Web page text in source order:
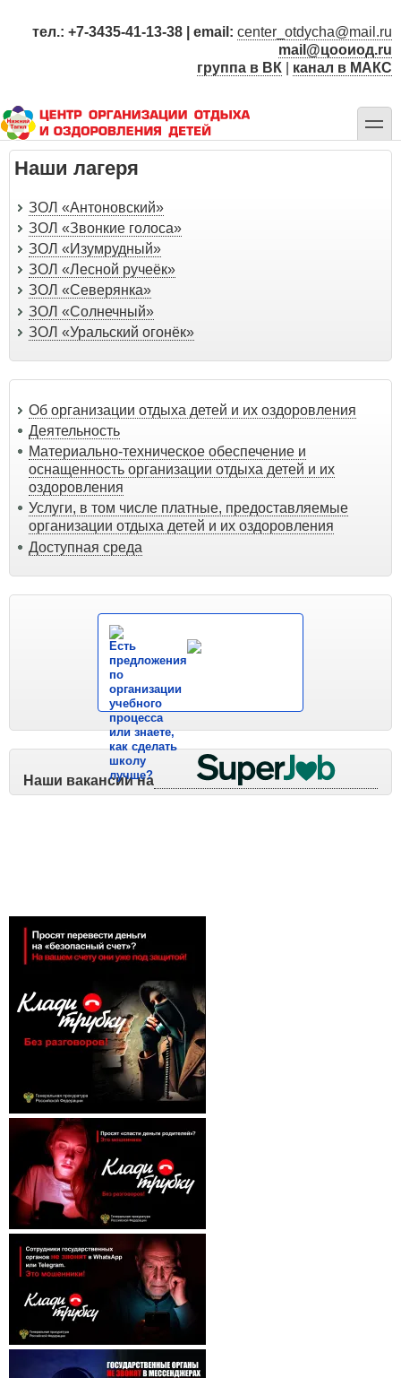
тел.: +7-3435-41-13-38 | email: center_otdycha@mail.ru
mail@цооиод.ru
группа в ВК
канал в МАКС
toggle
Наши лагеря
ЗОЛ «Антоновский»
ЗОЛ «Звонкие голоса»
ЗОЛ «Изумрудный»
ЗОЛ «Лесной ручеёк»
ЗОЛ «Северянка»
ЗОЛ «Солнечный»
ЗОЛ «Уральский огонёк»
Об организации отдыха детей и их оздоровления
Деятельность
Материально-техническое обеспечение и
оснащенность организации отдыха детей и их
оздоровления
Услуги, в том числе платные, предоставляемые
организации отдыха детей и их оздоровления
Доступная среда
Есть
предложения
по
организации
учебного
процесса
или знаете,
как сделать
школу
лучше?
Наши вакансии на